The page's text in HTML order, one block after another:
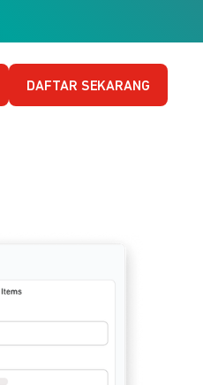
DAFTAR SEKARANG